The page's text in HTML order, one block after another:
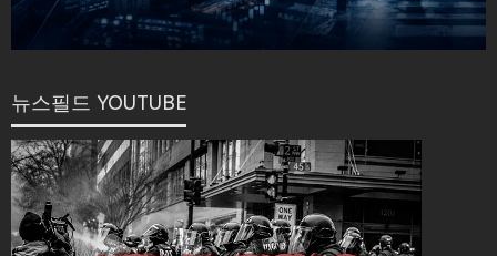
뉴스필드 YOUTUBE